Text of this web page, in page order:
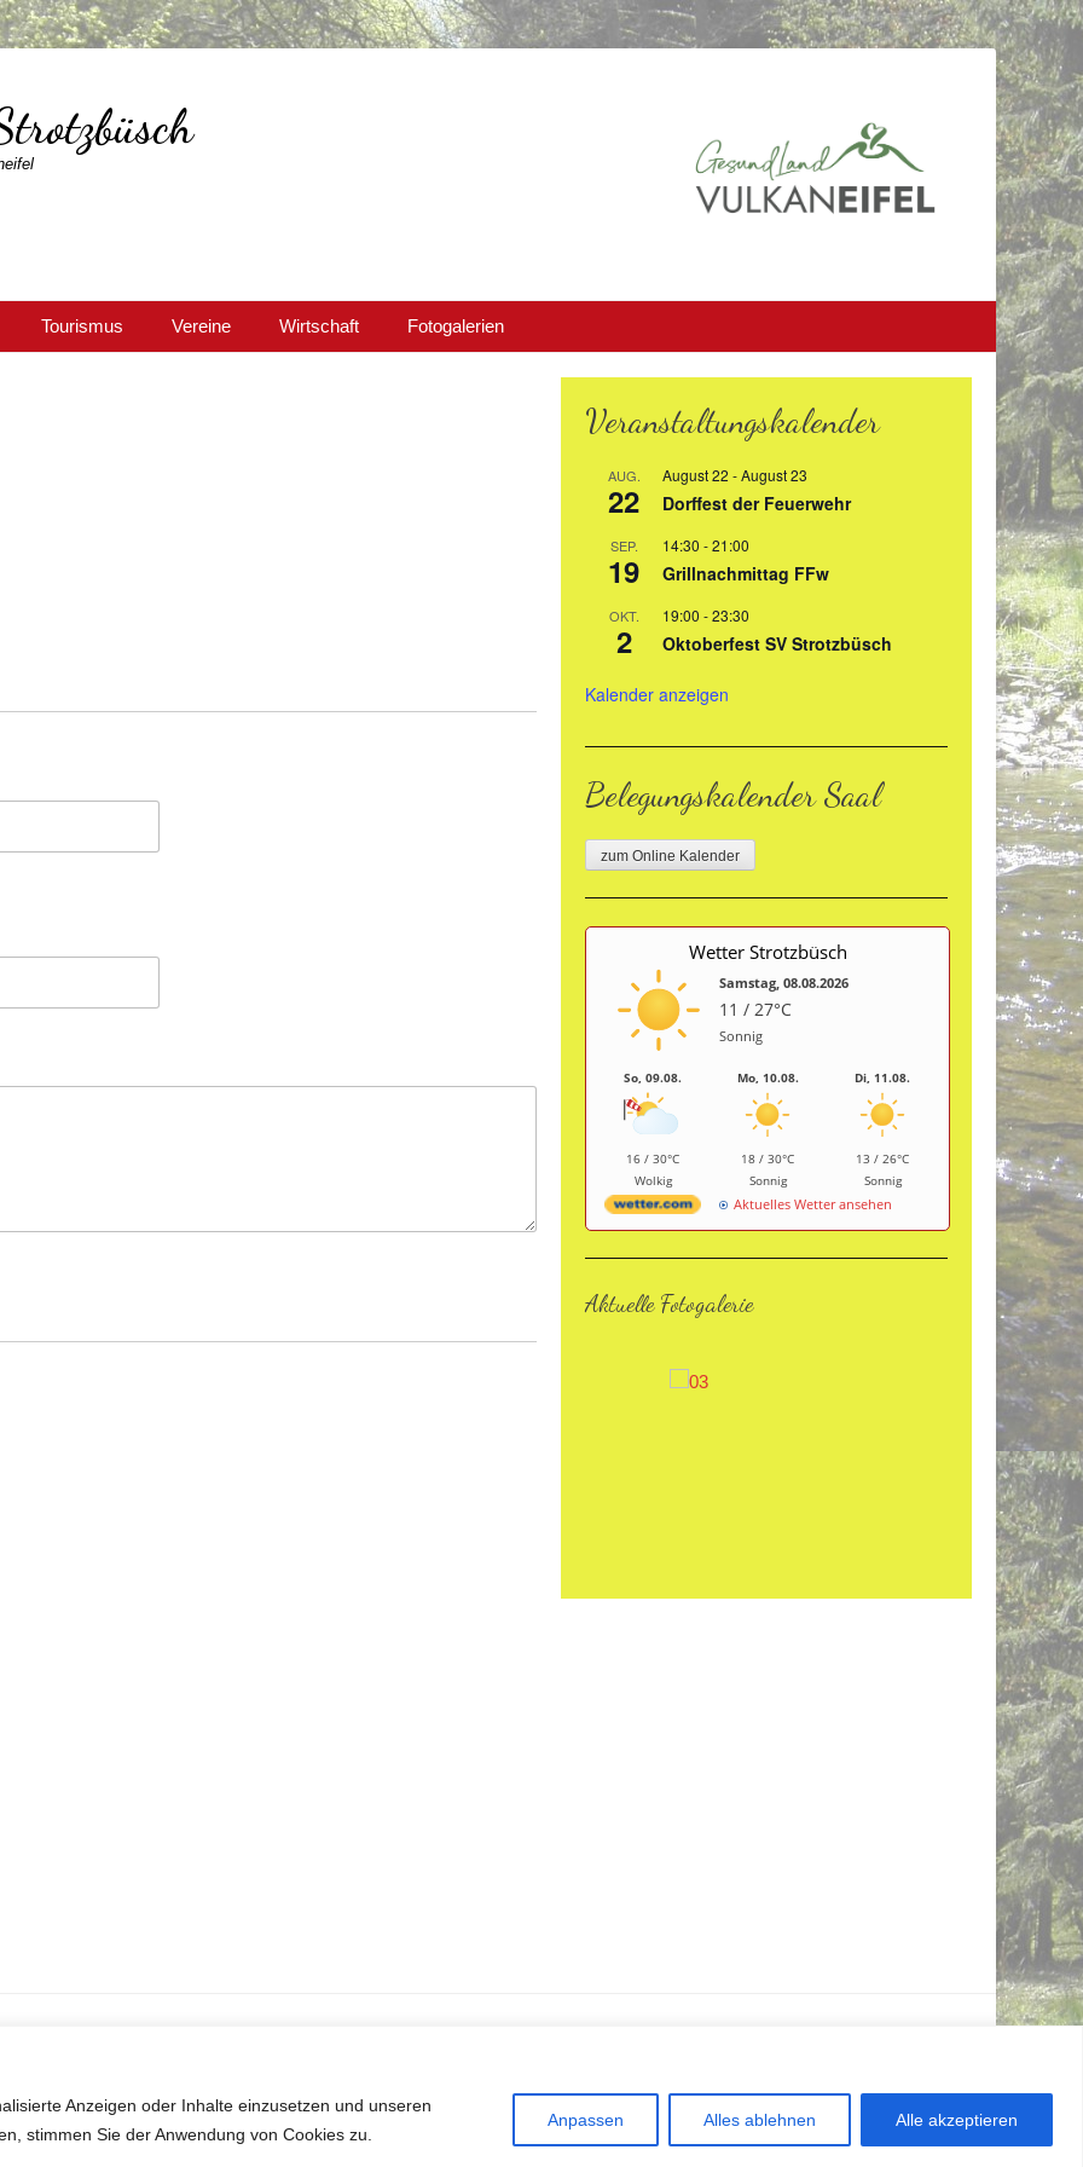
Anzeigen oder Inhalte einzusetzen und unseren
stimmen Sie der Anwendung von Cookies zu.
Anpassen Alles ablehnen Alle akzeptieren
Tourismus Vereine Wirtschaft Fotogalerien
Veranstaltungskalender
AUG.
22
August 22 -August 23
Dorffest der Feuerwehr
SEP.
19
14:30 -21:00
Grillnachmittag FFw
OKT.
2
19:00 -23:30
Oktoberfest SV Strotzbüsch
Kalender anzeigen
Belegungskalender Saal
zum Online Kalender
Wetter Strotzbüsch
Samstag, 08.08.2026
11 / 27°C
Sonnig
So, 09.08.
16 / 30°C
Wolkig
Mo, 10.08.
18 / 30°C
Sonnig
Di, 11.08.
13 / 26°C
Sonnig
Aktuelles Wetter ansehen
Aktuelle Fotogalerie